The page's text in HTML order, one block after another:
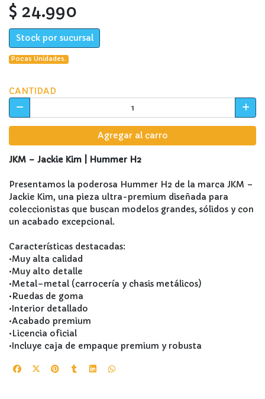
$ 24.990
Stock por sucursal
Pocas Unidades.
CANTIDAD
Agregar al carro
JKM – Jackie Kim | Hummer H2
Presentamos la poderosa Hummer H2 de la marca JKM –
Jackie Kim, una pieza ultra-premium diseñada para
coleccionistas que buscan modelos grandes, sólidos y con
un acabado excepcional.
Características destacadas:
•Muy alta calidad
•Muy alto detalle
•Metal–metal (carrocería y chasis metálicos)
•Ruedas de goma
•Interior detallado
•Acabado premium
•Licencia oficial
•Incluye caja de empaque premium y robusta